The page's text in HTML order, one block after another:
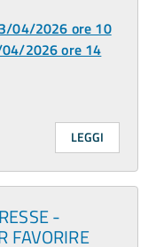
04/2026 ore 10
2026 ore 14
LEGGI
-
FAVORIRE